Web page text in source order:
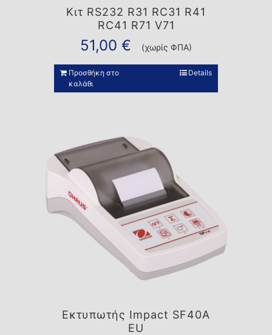
Κιτ RS232 R31 RC31 R41
RC41 R71 V71
51,00 € (χωρίς ΦΠΑ)
Προσθήκη στο
καλάθι
Details
Εκτυπωτής Impact SF40A
EU